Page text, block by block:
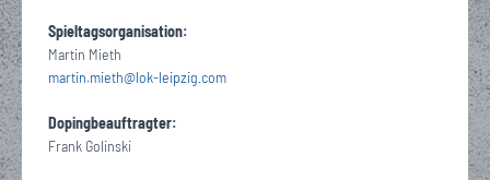
Spieltagsorganisation:
Martin Mieth
martin.mieth@lok-leipzig·com
Dopingbeauftragter:
Frank Golinski